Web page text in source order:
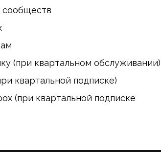
сообществ
(при квартальном обслуживании)
квартальной подписке)
(при квартальной подписке